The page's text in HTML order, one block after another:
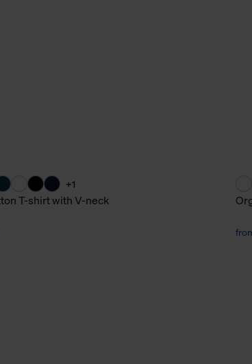
+1
T-shirt with V-neck